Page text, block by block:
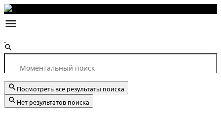
Посмотреть все результаты поиска
Нет результатов поиска